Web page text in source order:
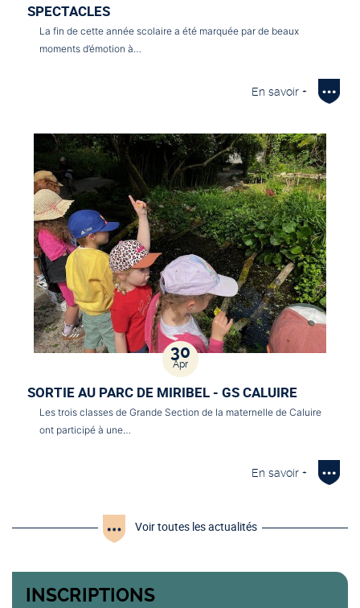
SPECTACLES
La fin de cette année scolaire a été marquée par de beaux
moments d’émotion à…
En savoir +
30
Apr
SORTIE AU PARC DE MIRIBEL - GS CALUIRE
Les trois classes de Grande Section de la maternelle de Caluire
ont participé à une…
En savoir +
Voir toutes les actualités
INSCRIPTIONS